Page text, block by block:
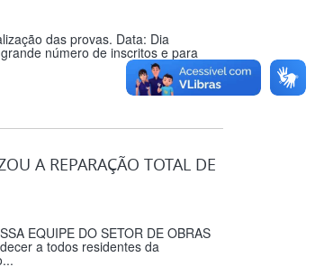
das provas. Data: Dia
número de inscritos e para
A REPARAÇÃO TOTAL DE
EQUIPE DO SETOR DE OBRAS
a todos residentes da